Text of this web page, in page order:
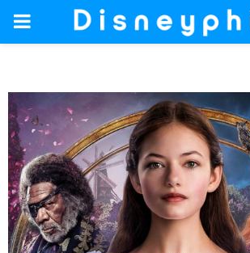
PRIMARY